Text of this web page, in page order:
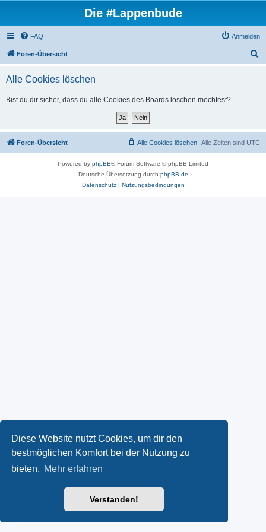
Diese Website nutzt Cookies, um dir den
bestmöglichen Komfort bei der Nutzung zu
bieten. Mehr erfahren
Verstanden!
Die #Lappenbude
FAQ Anmelden
Foren-Übersicht
Alle Cookies löschen
Bist du dir sicher, dass du alle Cookies des Boards löschen möchtest?
Foren-Übersicht Alle Zeiten sind UTC
Alle Cookies löschen
Powered by phpBB® Forum Software © phpBB Limited
Deutsche Übersetzung durch phpBB.de
Datenschutz| Nutzungsbedingungen